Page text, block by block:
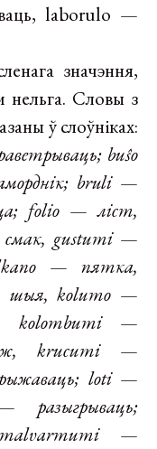
laborulo —
значэння,
нельга. Словы з
ў слоўніках:
buŝo
bruli—
folio—ліст,
смак, gustumi—
— пятка,
шыя, kolumo —
kolombumi—
krucumi—
loti—
разыгрываць;
—